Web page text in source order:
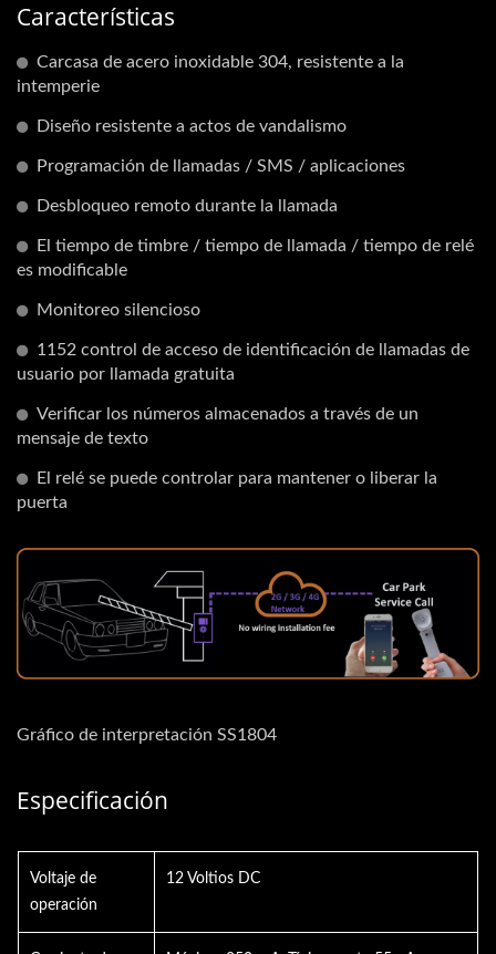
Características
Carcasa de acero inoxidable 304, resistente a la
intemperie
Diseño resistente a actos de vandalismo
Programación de llamadas / SMS / aplicaciones
Desbloqueo remoto durante la llamada
El tiempo de timbre / tiempo de llamada / tiempo de relé
es modificable
Monitoreo silencioso
1152 control de acceso de identificación de llamadas de
usuario por llamada gratuita
Verificar los números almacenados a través de un
mensaje de texto
El relé se puede controlar para mantener o liberar la
puerta
Gráfico de interpretación SS1804
Especificación
Voltaje de
operación
12 Voltios DC